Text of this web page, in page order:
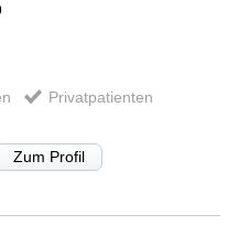
Privatpatienten
Zum Profil